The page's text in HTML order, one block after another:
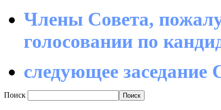
Члены Совета,
голосовании по
следующее заседание
Поиск